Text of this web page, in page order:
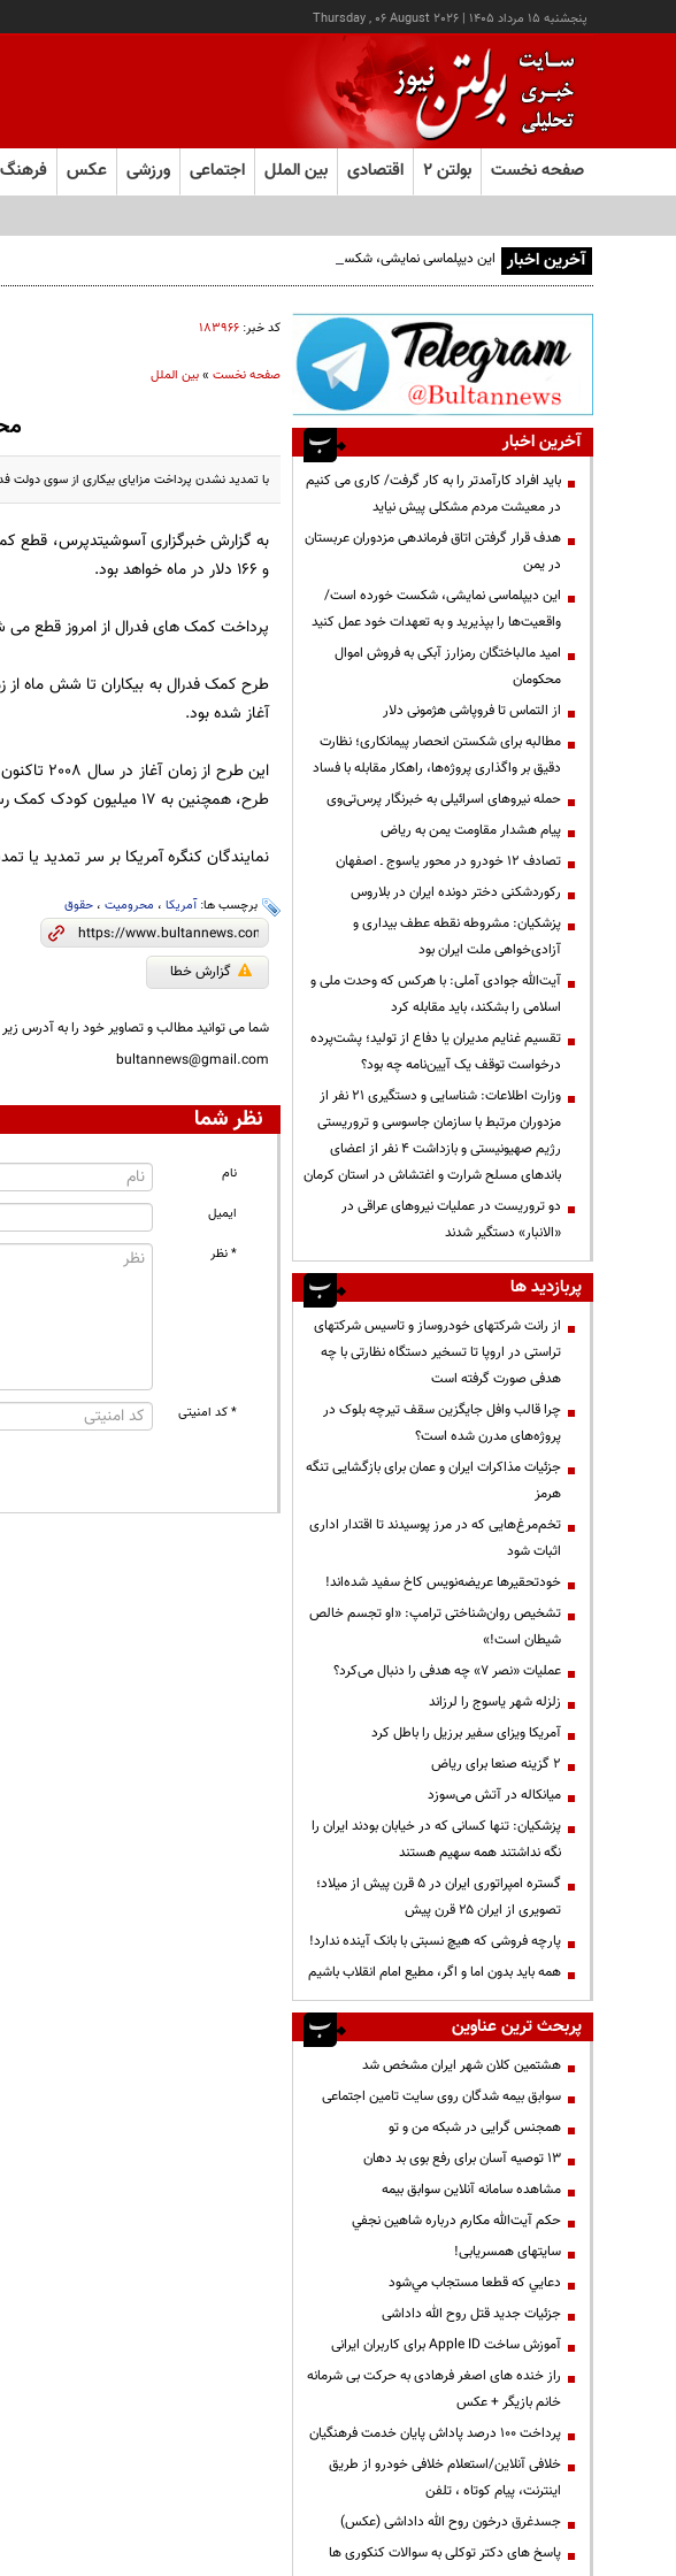
پنجشنبه ۱۵ مرداد ۱۴۰۵ |
Thursday , 06 August 2026
صفحه نخست بولتن ۲ اقتصادی بین الملل اجتماعی ورزشی عکس
آخرین اخبار این دیپلماسی نمایشی، شکست خورده است/واقعیت‌ها را بپذیرید و به تعهدات خود عمل کنید
کد خبر: ۱۸۳۹۶۶
صفحه نخست»بین الملل
با تمدید نشدن پرداخت مزایای بیکاری از سوی دولت فدرال، یک میلیون و 300هزار آمریکایی از
به گزارش خبرگزاری آسوشیتدپرس، قطع
و 166 دلار در ماه خواهد بود.
پرداخت کمک های فدرال از امروز قطع می
طرح کمک فدرال به بیکاران تا شش ماه از
آغاز شده بود.
طرح، همچنین به 17 میلیون کودک کمک رسانده است.
نمایندگان کنگره آمریکا بر سر تمدید یا
برچسب ها:آمریکا، محرومیت، حقوق
گزارش خطا
شما می توانید مطالب و تصاویر خود را به آدرس زیر
bultannews@gmail.com
نظر شما
نام
ایمیل
* نظر
* کد امنیتی
آخرین اخبار
باید افراد کارآمدتر را به کار گرفت/ کاری می کنیم
در معیشت مردم مشکلی پیش نیاید
هدف قرار گرفتن اتاق‌ فرماندهی مزدوران عربستان
در یمن
این دیپلماسی نمایشی، شکست خورده است/
واقعیت‌ها را بپذیرید و به تعهدات خود عمل کنید
امید مالباختگان رمزارز آبکی به فروش اموال
محکومان
از التماس تا فروپاشی هژمونی دلار
مطالبه برای شکستن انحصار پیمانکاری؛ نظارت
دقیق بر واگذاری پروژه‌ها، راهکار مقابله با فساد
حمله نیروهای اسرائیلی به خبرنگار پرس‌تی‌وی
پیام هشدار مقاومت یمن به ریاض
تصادف ۱۲ خودرو در محور یاسوج ـ اصفهان
رکوردشکنی دختر دونده ایران در بلاروس
پزشکیان: مشروطه نقطه عطف بیداری و
آزادی‌خواهی ملت ایران بود
آیت‌الله جوادی آملی: با هرکس که وحدت ملی و
اسلامی را بشکند، باید مقابله کرد
تقسیم غنایم مدیران یا دفاع از تولید؛ پشت‌پرده
درخواست توقف یک آیین‌نامه چه بود؟
وزارت اطلاعات: شناسایی و دستگیری ۲۱ نفر از
مزدوران مرتبط با سازمان جاسوسی و تروریستی
رژیم صهیونیستی و بازداشت ۴ نفر از اعضای
باندهای مسلح شرارت و اغتشاش در استان کرمان
دو تروریست در عملیات نیروهای عراقی در
«الانبار» دستگیر شدند
پربازدید ها
از رانت‌ شرکتهای خودروساز و تاسیس شرکتهای
تراستی در اروپا تا تسخیر دستگاه نظارتی با چه
هدفی صورت گرفته است
چرا قالب وافل جایگزین سقف تیرچه بلوک در
پروژه‌های مدرن شده است؟
جزئیات مذاکرات ایران و عمان برای بازگشایی تنگه
هرمز
تخم‌مرغ‌هایی که در مرز پوسیدند تا اقتدار اداری
اثبات شود
خودتحقیرها عریضه‌نویس کاخ سفید شده‌اند!
تشخیص روان‌شناختی ترامپ: «او تجسم خالص
شیطان است!»
عملیات «نصر ۷» چه هدفی را دنبال می‌کرد؟
زلزله شهر یاسوج را لرزاند
آمریکا ویزای سفیر برزیل را باطل کرد
۲ گزینه صنعا برای ریاض
میانکاله در آتش می‌سوزد
پزشکیان: تنها کسانی که در خیابان بودند ایران را
نگه نداشتند همه سهیم هستند
گستره امپراتوری ایران در ۵ قرن پیش از میلاد؛
تصویری از ایران ۲۵ قرن پیش
پارچه فروشی که هیچ نسبتی با بانک آینده ندارد!
همه باید بدون اما و اگر، مطیع امام انقلاب باشیم
پربحث ترین عناوین
هشتمین کلان شهر ایران مشخص شد
سوابق بیمه شدگان روی سایت تامین اجتماعی
همجنس گرایی در شبکه من و تو
13 توصیه آسان برای رفع بوی بد دهان
مشاهده سامانه آنلاين سوابق بیمه
حكم آيت‌الله مكارم درباره شاهين نجفي
سایتهای همسریابی!
دعايي كه قطعا مستجاب مي‌شود
جزئیات جدید قتل روح الله داداشی
آموزش ساخت Apple ID برای کاربران ایرانی
راز خنده های اصغر فرهادی به حرکت بی شرمانه
خانم بازیگر + عکس
پرداخت ۱۰۰ درصد پاداش پایان خدمت فرهنگیان
خلافی آنلاین/استعلام خلافی خودرو از طریق
اینترنت، پیام کوتاه ، تلفن
جسدغرق درخون روح الله داداشی (عکس)
پاسخ های دکتر توکلی به سوالات کنکوری ها